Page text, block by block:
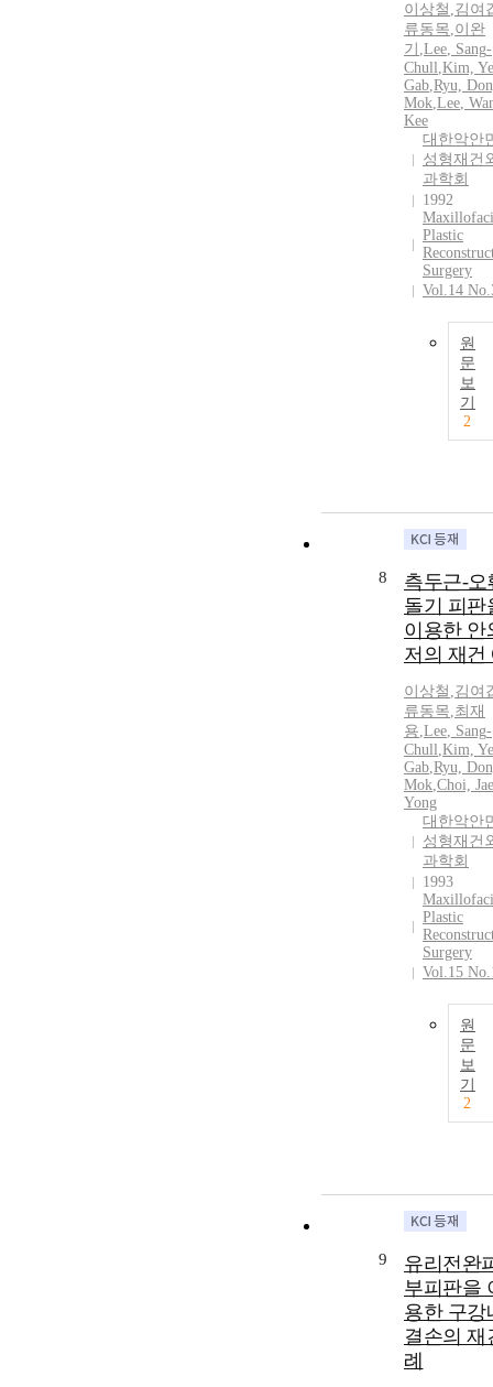
이상철 ,김여
류동목,이완
기 ,Lee, Sang-
Chull,Kim,
Gab,Ryu,
Mok,Lee,
Kee
대한악안
성형재건
과학회
1992
Plastic
Surgery
Vol.14
원
문
보
기
2
8
측두근-오
돌기 피판
이용한 안
저의 재건
이상철 ,김여
류동목,최재
용,Lee, Sang-
Chull,Kim,
Gab,Ryu,
Mok,Choi,
Yong
대한악안
성형재건
과학회
1993
Plastic
Surgery
Vol.15
원
문
보
기
2
9
유리전완
부피판을
용한 구강
결손의 재
례